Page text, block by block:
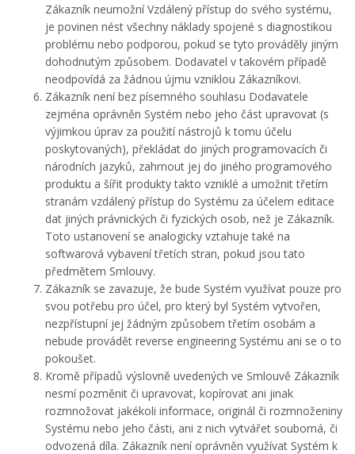
Zákazník neumožní Vzdálený přístup do svého systému,
je povinen nést všechny náklady spojené s diagnostikou
problému nebo podporou, pokud se tyto prováděly jiným
dohodnutým způsobem. Dodavatel v takovém případě
neodpovídá za žádnou újmu vzniklou Zákazníkovi.
Zákazník není bez písemného souhlasu Dodavatele
zejména oprávněn Systém nebo jeho část upravovat (s
výjimkou úprav za použití nástrojů k tomu účelu
poskytovaných), překládat do jiných programovacích či
národních jazyků, zahrnout jej do jiného programového
produktu a šířit produkty takto vzniklé a umožnit třetím
stranám vzdálený přístup do Systému za účelem editace
dat jiných právnických či fyzických osob, než je Zákazník.
Toto ustanovení se analogicky vztahuje také na
softwarová vybavení třetích stran, pokud jsou tato
předmětem Smlouvy.
Zákazník se zavazuje, že bude Systém využívat pouze pro
svou potřebu pro účel, pro který byl Systém vytvořen,
nezpřístupní jej žádným způsobem třetím osobám a
nebude provádět reverse engineering Systému ani se o to
pokoušet.
Kromě případů výslovně uvedených ve Smlouvě Zákazník
nesmí pozměnit či upravovat, kopírovat ani jinak
rozmnožovat jakékoli informace, originál či rozmnoženiny
Systému nebo jeho části, ani z nich vytvářet souborná, či
odvozená díla. Zákazník není oprávněn využívat Systém k